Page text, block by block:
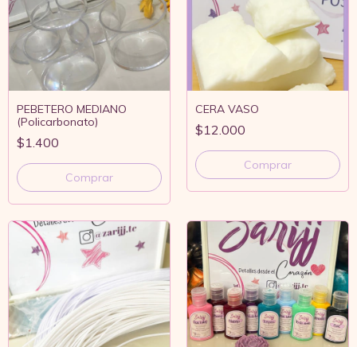
PEBETERO MEDIANO
(Policarbonato)
$1.400
CERA VASO
$12.000
Comprar